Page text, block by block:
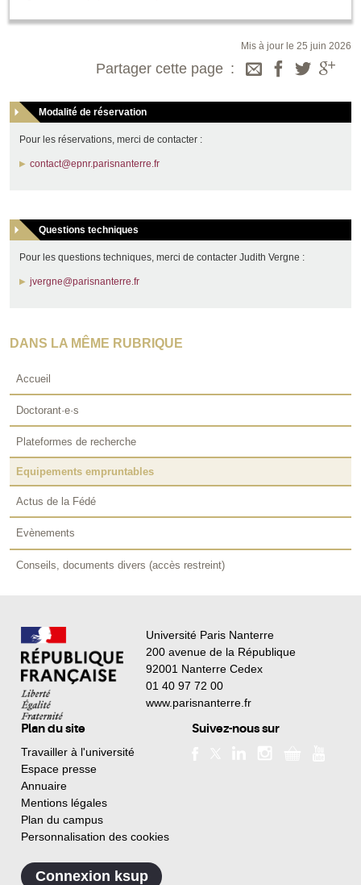
Mis à jour le 25 juin 2026
Partager cette page
Modalité de réservation
Pour les réservations, merci de contacter :
contact@epnr.parisnanterre.fr
Questions techniques
Pour les questions techniques, merci de contacter Judith Vergne :
jvergne@parisnanterre.fr
DANS LA MÊME RUBRIQUE
Accueil
Doctorant·e·s
Plateformes de recherche
Equipements empruntables
Actus de la Fédé
Evènements
Conseils, documents divers (accès restreint)
Université Paris Nanterre
200 avenue de la République
92001 Nanterre Cedex
01 40 97 72 00
www.parisnanterre.fr
Plan du site
Travailler à l'université
Espace presse
Annuaire
Mentions légales
Plan du campus
Personnalisation des cookies
Suivez-nous sur
Connexion ksup